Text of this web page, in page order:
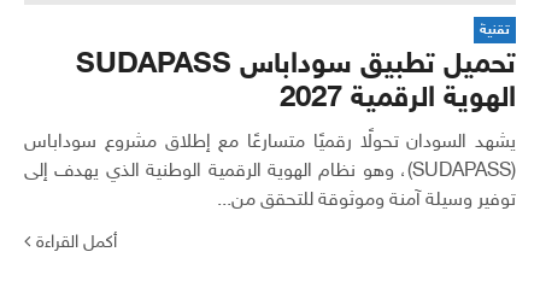
تقنية
تحميل تطبيق سوداباس SUDAPASS
الهوية الرقمية 2027
يشهد السودان تحولًا رقميًا متسارعًا مع إطلاق مشروع سوداباس
(SUDAPASS)، وهو نظام الهوية الرقمية الوطنية الذي يهدف إلى
توفير وسيلة آمنة وموثوقة للتحقق من...
أكمل القراءة